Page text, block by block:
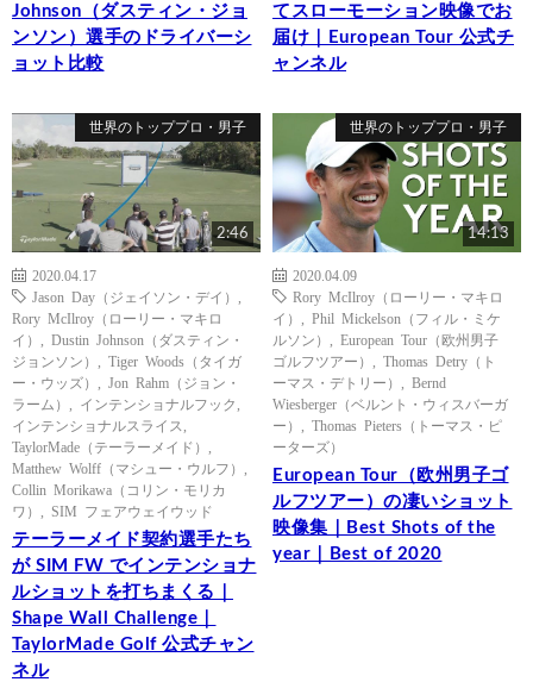
Johnson（ダスティン・ジョ
ンソン）選手のドライバーシ
ョット比較
てスローモーション映像でお
届け｜European Tour 公式チ
ャンネル
世界のトッププロ・男子
2:46
2020.04.17
Jason Day（ジェイソン・デイ）
Rory McIlroy（ローリー・マキロ
イ）
Dustin Johnson（ダスティン・
ジョンソン）
Tiger Woods（タイガ
ー・ウッズ）
Jon Rahm（ジョン・
ラーム）
インテンショナルフック
インテンショナルスライス
TaylorMade（テーラーメイド）
Matthew Wolff（マシュー・ウルフ）
Collin Morikawa（コリン・モリカ
ワ）
SIM フェアウェイウッド
テーラーメイド契約選手たち
が SIM FW でインテンショナ
ルショットを打ちまくる｜
Shape Wall Challenge｜
TaylorMade Golf 公式チャン
ネル
世界のトッププロ・男子
14:13
2020.04.09
Rory McIlroy（ローリー・マキロ
イ）
Phil Mickelson（フィル・ミケ
ルソン）
European Tour（欧州男子
ゴルフツアー）
Thomas Detry（ト
ーマス・デトリー）
Bernd
Wiesberger（ベルント・ウィスバーガ
ー）
Thomas Pieters（トーマス・ピ
ーターズ）
European Tour（欧州男子ゴ
ルフツアー）の凄いショット
映像集｜Best Shots of the
year｜Best of 2020